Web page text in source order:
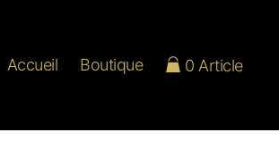
Accueil Boutique 0 Article